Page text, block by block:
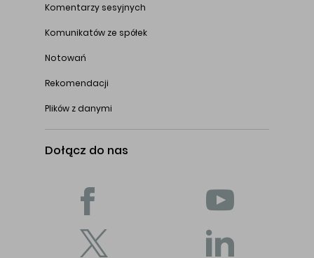
Komentarzy sesyjnych
Komunikatów ze spółek
Notowań
Rekomendacji
Plików z danymi
Dołącz do nas